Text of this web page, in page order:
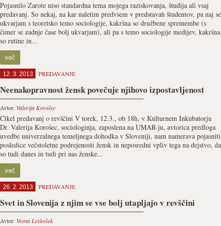
Pojasnilo Zarote niso standardna tema mojega raziskovanja, študija ali vsaj
predavanj. So nekaj, na kar naletim predvsem v predstavah študentov, pa naj se
ukvarjam s teoretsko temo sociologije, kakršna so družbene spremembe (s
čimer se zadnje čase bolj ukvarjam), ali pa s temo sociologije medijev, kakršna
so rutine in...
več
12. 3. 2013 PREDAVANJE
Neenakopravnost žensk povečuje njihovo izpostavljenost
Avtor: Valerija Korošec
Cikel predavanj o revščini V torek, 12.3., ob 18h, v Kulturnem Inkubatorju
Dr. Valerija Korošec, sociologinja, zaposlena na UMAR-ju, avtorica predloga
uvedbe univerzalnega temeljnega dohodka v Sloveniji, nam namerava pojasniti
posledice večstoletne podrejenosti žensk in neposredni vpliv tega na dejstvo, da
so tudi danes in tudi pri nas ženske...
več
26. 2. 2013 PREDAVANJE
Svet in Slovenija z njim se vse bolj utapljajo v revščini
Avtor: Vesna Leskošek